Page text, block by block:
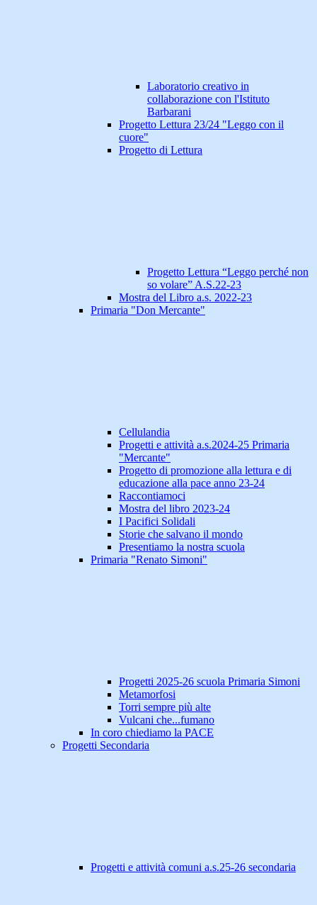
Laboratorio creativo in
collaborazione con l'Istituto
Barbarani
Progetto Lettura 23/24 "Leggo con il
cuore"
Progetto di Lettura
Progetto Lettura “Leggo perché non
so volare” A.S.22-23
Mostra del Libro a.s. 2022-23
Primaria "Don Mercante"
Cellulandia
Progetti e attività a.s.2024-25 Primaria
"Mercante"
Progetto di promozione alla lettura e di
educazione alla pace anno 23-24
Raccontiamoci
Mostra del libro 2023-24
I Pacifici Solidali
Storie che salvano il mondo
Presentiamo la nostra scuola
Primaria "Renato Simoni"
Progetti 2025-26 scuola Primaria Simoni
Metamorfosi
Torri sempre più alte
Vulcani che...fumano
In coro chiediamo la PACE
Progetti Secondaria
Progetti e attività comuni a.s.25-26 secondaria